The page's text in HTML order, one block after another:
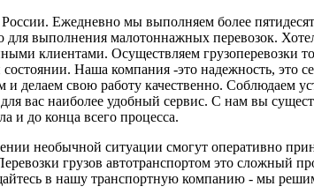
Ежедневно мы выполняем более
для выполнения малотоннажных перевозок.
клиентами. Осуществляем грузоперевозки
Наша компания -это надежность, это
свою работу качественно. Соблюдаем
вас наиболее удобный сервис. С нам вы
и до конца всего процесса.
необычной ситуации смогут оперативно
грузов автотранспортом это сложный
в нашу транспортную компанию - мы